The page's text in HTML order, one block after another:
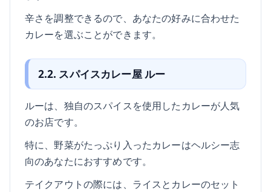
辛さを調整できるので、あなたの好みに合わせた
カレーを選ぶことができます。
2.2. スパイスカレー屋 ルー
ルーは、独自のスパイスを使用したカレーが人気
のお店です。
特に、野菜がたっぷり入ったカレーはヘルシー志
向のあなたにおすすめです。
テイクアウトの際には、ライスとカレーのセット